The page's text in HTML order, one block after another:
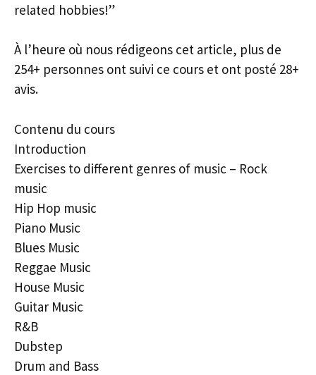
related hobbies!”
À l’heure où nous rédigeons cet article, plus de
254+ personnes ont suivi ce cours et ont posté 28+
avis.
Contenu du cours
Introduction
Exercises to different genres of music – Rock
music
Hip Hop music
Piano Music
Blues Music
Reggae Music
House Music
Guitar Music
R&B
Dubstep
Drum and Bass